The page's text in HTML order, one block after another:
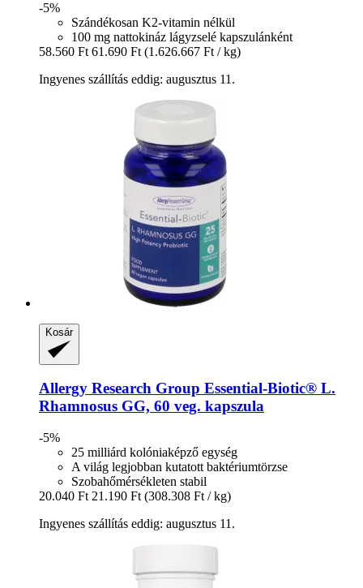
-5%
Szándékosan K2-vitamin nélkül
100 mg nattokináz lágyzselé kapszulánként
58.560 Ft 61.690 Ft (1.626.667 Ft / kg)
Ingyenes szállítás eddig: augusztus 11.
Kosár
Allergy Research Group Essential-​Biotic® L.
Rhamnosus GG, 60 veg. kapszula
-5%
25 milliárd kolóniaképző egység
A világ legjobban kutatott baktériumtörzse
Szobahőmérsékleten stabil
20.040 Ft 21.190 Ft (308.308 Ft / kg)
Ingyenes szállítás eddig: augusztus 11.